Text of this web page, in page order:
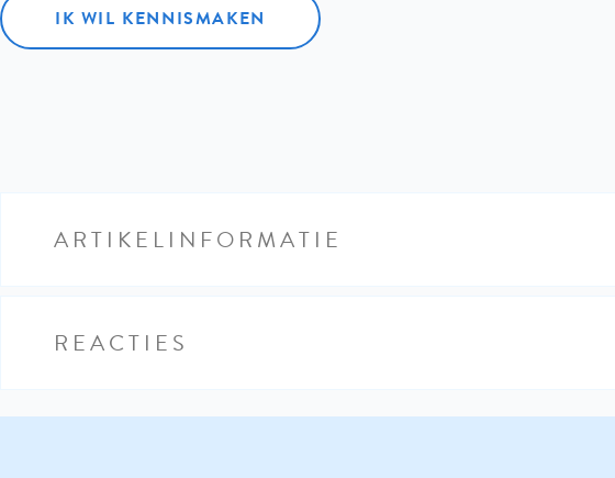
IK WIL KENNISMAKEN
ARTIKELINFORMATIE
REACTIES